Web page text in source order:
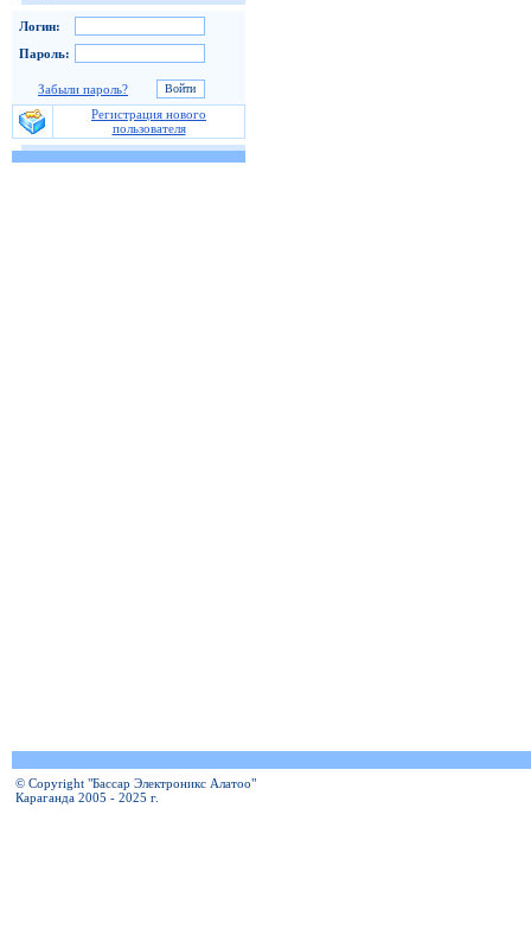
Логин:
Пароль:
Забыли пароль?
Регистрация нового
пользователя
© Copyright "Бассар Электроникс Алатоо"
Караганда 2005 - 2025 г.